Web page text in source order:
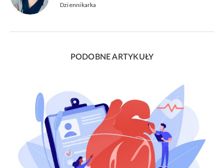
Dziennikarka
PODOBNE ARTYKUŁY